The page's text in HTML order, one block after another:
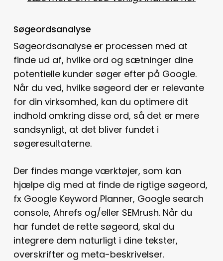
Søgeordsanalyse
Søgeordsanalyse er processen med at
finde ud af, hvilke ord og sætninger dine
potentielle kunder søger efter på Google.
Når du ved, hvilke søgeord der er relevante
for din virksomhed, kan du optimere dit
indhold omkring disse ord, så det er mere
sandsynligt, at det bliver fundet i
søgeresultaterne.
Der findes mange værktøjer, som kan
hjælpe dig med at finde de rigtige søgeord,
fx Google Keyword Planner, Google search
console, Ahrefs og/eller SEMrush. Når du
har fundet de rette søgeord, skal du
integrere dem naturligt i dine tekster,
overskrifter og meta-beskrivelser.